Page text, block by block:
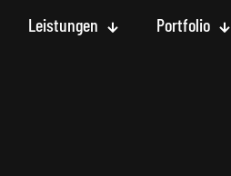
Leistungen Portfolio